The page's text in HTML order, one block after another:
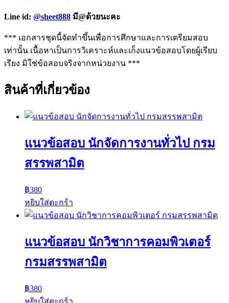
Line id: @sheet888 มี@ด้วยนะคะ
*** เอกสารชุดนี้จัดทำขึ้นเพื่อการศึกษาและการเตรียมสอบ
เท่านั้น เนื้อหาเป็นการวิเคราะห์และเก็งแนวข้อสอบโดยผู้เรียบ
เรียง มิใช่ข้อสอบจริงจากหน่วยงาน ***
สินค้าที่เกี่ยวข้อง
แนวข้อสอบ นักจัดการงานทั่วไป กรม
สรรพสามิต
฿380
หยิบใส่ตะกร้า
แนวข้อสอบ นักวิชาการคอมพิวเตอร์
กรมสรรพสามิต
฿380
หยิบใส่ตะกร้า